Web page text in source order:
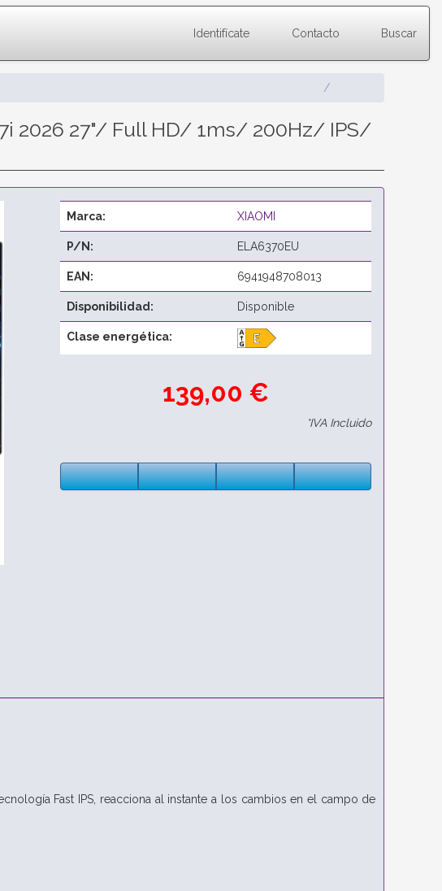
Identifícate Contacto Buscar
2026 27"/ Full HD/ 1ms/ 200Hz/ IPS/
Marca: XIAOMI
P/N: ELA6370EU
EAN: 6941948708013
Disponibilidad: Disponible
Clase energética:
139,00 €
*IVA Incluido
Fast IPS, reacciona al instante a los cambios en el campo de